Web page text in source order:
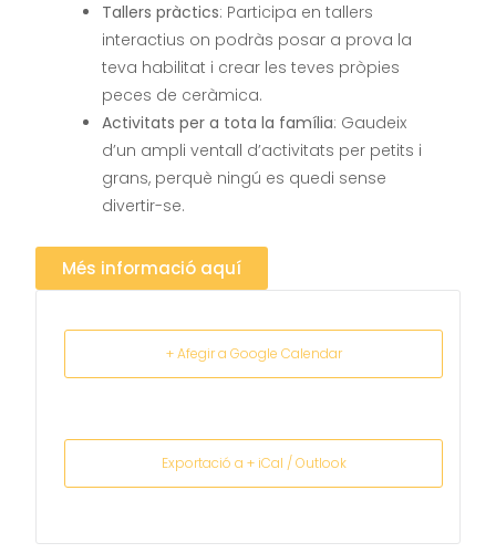
Tallers pràctics: Participa en tallers
interactius on podràs posar a prova la
teva habilitat i crear les teves pròpies
peces de ceràmica.
Activitats per a tota la família: Gaudeix
d’un ampli ventall d’activitats per petits i
grans, perquè ningú es quedi sense
divertir-se.
Més informació aquí
+ Afegir a Google Calendar
Exportació a + iCal / Outlook